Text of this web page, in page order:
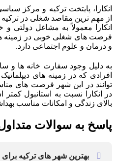
انکارا، پایتخت ترکیه و مرکز
از مهم‌ ترین مقاصد شغلی در
انکارا معمولاً به مشاغل
فرصت‌ های شغلی خوبی در زمینه‌
و درمان و علوم اجتماعی دارد.
به دلیل وجود سفارت‌ خانه‌ ها و
افرادی که در زمینه‌ های
توانند در این شهر فرصت‌ های
در انکارا نسبت به استانبول
بالای زندگی و امکانات مناسب
پاسخ به سوالات
بهترین شهر های ترکیه